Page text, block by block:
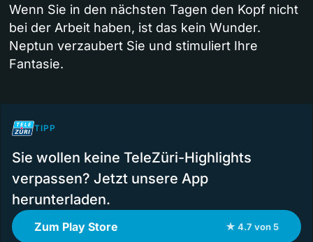
Wenn Sie in den nächsten Tagen den Kopf nicht
bei der Arbeit haben, ist das kein Wunder.
Neptun verzaubert Sie und stimuliert Ihre
Fantasie.
TIPP
Sie wollen keine TeleZüri-Highlights
verpassen? Jetzt unsere App
herunterladen.
Zum Play Store ★ 4.7 von 5